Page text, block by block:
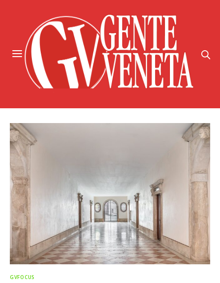
GVFOCUS